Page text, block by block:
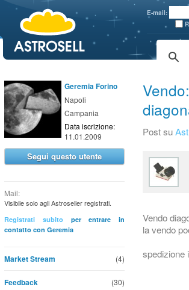
E-mail:
Geremia Forino
Napoli
Campania
Data iscrizione:
11.01.2009
Segui questo utente
Mail:
Visibile solo agli Astroseller registrati.
Registrati subitoper entrare in
contatto con Geremia
(4)
Market Stream
Feedback (30)
Post su
Vendo
la vendo
spedizione